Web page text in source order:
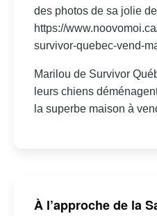
des photos de sa jolie
https://
survivor-quebec-vend-
Marilou de Survivor
leurs chiens
la superbe maison à
À l’approche de la